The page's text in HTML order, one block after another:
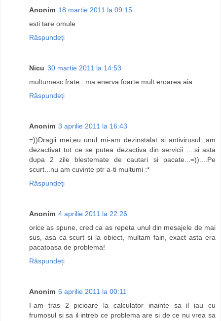
Anonim 18 martie 2011 la 09:15
esti tare omule
Răspundeți
Nicu 30 martie 2011 la 14:53
multumesc frate...ma enerva foarte mult eroarea aia
Răspundeți
Anonim 3 aprilie 2011 la 16:43
=))Dragii mei,eu unul mi-am dezinstalat si antivirusul ,am
dezactivat tot ce se putea dezactiva din servicii ....si asta
dupa 2 zile blestemate de cautari si pacate...=))....Pe
scurt...nu am cuvinte ptr a-ti multumi :*
Răspundeți
Anonim 4 aprilie 2011 la 22:26
orice as spune, cred ca as repeta unul din mesajele de mai
sus, asa ca scurt si la obiect, multam fain, exact asta era
pacatoasa de problema!
Răspundeți
Anonim 6 aprilie 2011 la 00:11
I-am tras 2 picioare la calculator inainte sa il iau cu
frumosul si sa il intreb ce problema are si de ce nu vrea sa